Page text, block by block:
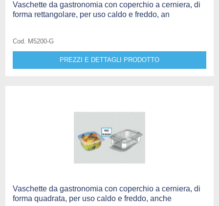
Vaschette da gastronomia con coperchio a cerniera, di
forma rettangolare, per uso caldo e freddo, an
Cod. M5200-G
PREZZI E DETTAGLI PRODOTTO
Vaschette da gastronomia con coperchio a cerniera, di
forma quadrata, per uso caldo e freddo, anche